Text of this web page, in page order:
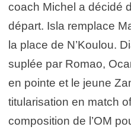
coach Michel a décidé
départ. Isla remplace
la place de N’Koulou.
suplée par Romao,
en pointe et le jeune
titularisation en match
composition de l’OM